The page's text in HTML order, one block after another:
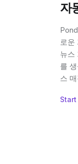
자
로운
뉴스
를
스